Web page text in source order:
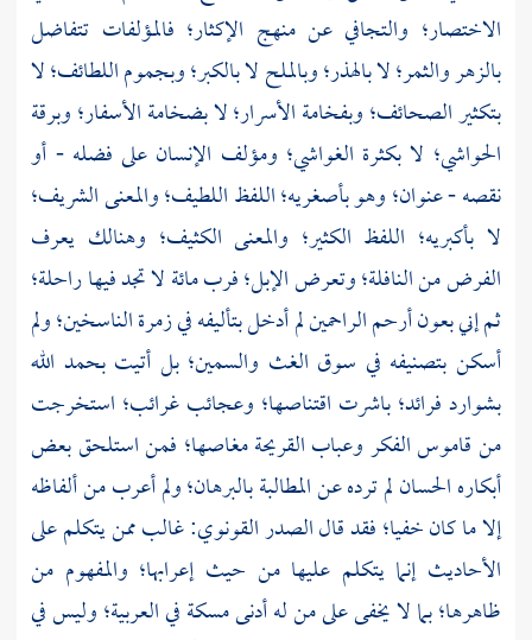
الاختصار؛ والتجافي عن منهج الإكثار؛ فالمؤلفات تتفاضل
بالزهر والثمر؛ لا بالهذر؛ وبالملح لا بالكبر؛ وبجموم اللطائف؛ لا
بتكثير الصحائف؛ وبفخامة الأسرار؛ لا بضخامة الأسفار؛ وبرقة
الحواشي؛ لا بكثرة الغواشي؛ ومؤلف الإنسان على فضله - أو
نقصه - عنوان؛ وهو بأصغريه؛ اللفظ اللطيف؛ والمعنى الشريف؛
لا بأكبريه؛ اللفظ الكثير؛ والمعنى الكثيف؛ وهنالك يعرف
الفرض من النافلة؛ وتعرض الإبل؛ فرب مائة لا تجد فيها راحلة؛
ثم إني بعون أرحم الراحمين لم أدخل بتأليفه في زمرة الناسخين؛ ولم
أسكن بتصنيفه في سوق الغث والسمين؛ بل أتيت بحمد الله
بشوارد فرائد؛ باشرت اقتناصها؛ وعجائب غرائب؛ استخرجت
من قاموس الفكر وعباب القريحة مغاصها؛ فمن استلحق بعض
أبكاره الحسان لم ترده عن المطالبة بالبرهان؛ ولم أعرب من ألفاظه
إلا ما كان خفيا؛ فقد قالالصدر القونوي:غالب ممن يتكلم على
الأحاديث إنما يتكلم عليها من حيث إعرابها؛ والمفهوم من
ظاهرها؛ بما لا يخفى على من له أدنى مسكة في العربية؛ وليس في